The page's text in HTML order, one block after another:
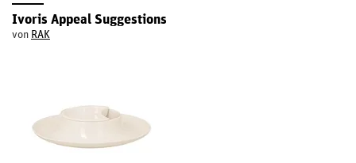
Ivoris Appeal Suggestions
von RAK